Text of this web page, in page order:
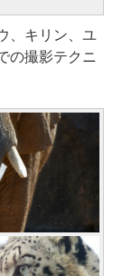
、キリン、ユ
の撮影テクニ